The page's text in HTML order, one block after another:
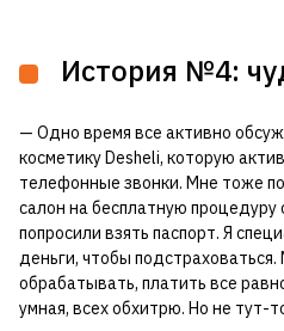
История №4:
— Одно время все активно
косметику Desheli, которую
телефонные звонки. Мне тоже
салон на бесплатную
попросили взять паспорт. Я
деньги, чтобы
обрабатывать, платить все
умная, всех обхитрю. Но не тут-